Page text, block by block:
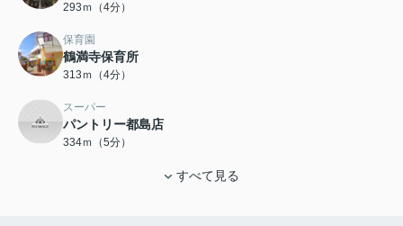
293ｍ（4分）
保育園
鶴満寺保育所
313ｍ（4分）
スーパー
パントリー都島店
334ｍ（5分）
すべて見る